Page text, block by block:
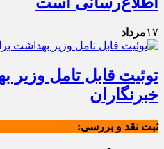
۱۷مرداد
توئیت قابل تامل وزیر
خبرنگاران
ثبت نقد و بررسی: